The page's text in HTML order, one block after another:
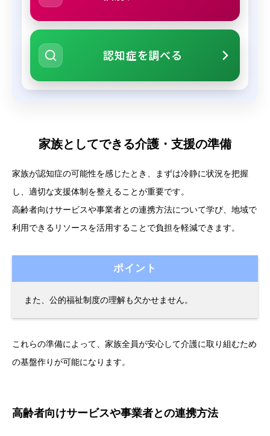
認知症を調べる
家族としてできる介護・支援の準備
家族が認知症の可能性を感じたとき、まずは冷静に状況を把握
し、適切な支援体制を整えることが重要です。
高齢者向けサービスや事業者との連携方法について学び、地域で
利用できるリソースを活用することで負担を軽減できます。
ポイント
また、公的福祉制度の理解も欠かせません。
これらの準備によって、家族全員が安心して介護に取り組むため
の基盤作りが可能になります。
高齢者向けサービスや事業者との連携方法